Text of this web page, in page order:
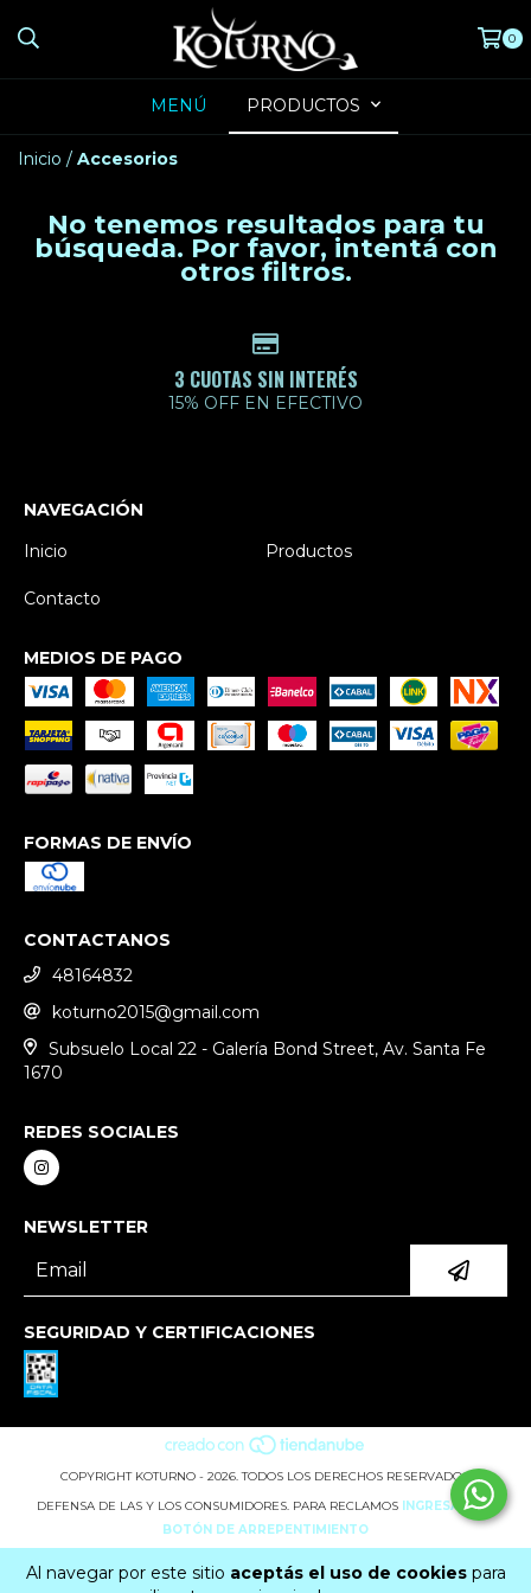
Al navegar por este sitio aceptás el uso de cookiespara
0
MENÚ PRODUCTOS
Inicio / Accesorios
No tenemos resultados para tu
búsqueda. Por favor, intentá con
otros filtros.
3 CUOTAS SIN INTERÉS
15% OFF EN EFECTIVO
NAVEGACIÓN
Inicio
Productos
Contacto
MEDIOS DE PAGO
FORMAS DE ENVÍO
CONTACTANOS
48164832
koturno2015@gmail.com
Subsuelo Local 22 - Galería Bond Street, Av. Santa Fe
1670
REDES SOCIALES
NEWSLETTER
SEGURIDAD Y CERTIFICACIONES
COPYRIGHT KOTURNO - 2026. TODOS LOS DERECHOS RESERVADOS.
DEFENSA DE LAS Y LOS CONSUMIDORES. PARA RECLAMOS INGRESÁ ACÁ.
BOTÓN DE ARREPENTIMIENTO